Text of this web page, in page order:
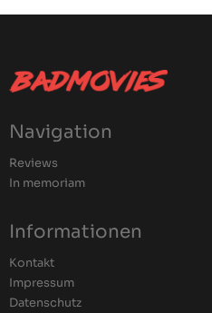
Navigation
Reviews
In memoriam
Informationen
Kontakt
Impressum
Datenschutz